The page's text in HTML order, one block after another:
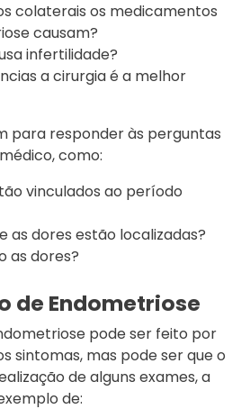
colaterais os medicamentos
causam?
infertilidade?
a cirurgia é a melhor
para responder às perguntas
como:
vinculados ao período
as dores estão localizadas?
as dores?
de Endometriose
pode ser feito por
sintomas, mas pode ser que o
de alguns exames, a
de: